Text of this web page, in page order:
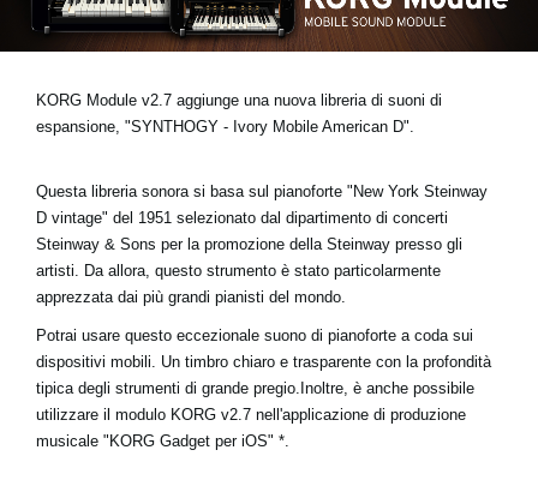
KORG Module v2.7 aggiunge una nuova libreria di suoni di
espansione, "SYNTHOGY - Ivory Mobile American D".
Questa libreria sonora si basa sul pianoforte "New York Steinway
D vintage" del 1951 selezionato dal dipartimento di concerti
Steinway & Sons per la promozione della Steinway presso gli
artisti. Da allora, questo strumento è stato particolarmente
apprezzata dai più grandi pianisti del mondo.
Potrai usare questo eccezionale suono di pianoforte a coda sui
dispositivi mobili. Un timbro chiaro e trasparente con la profondità
tipica degli strumenti di grande pregio.Inoltre, è anche possibile
utilizzare il modulo KORG v2.7 nell'applicazione di produzione
musicale "KORG Gadget per iOS" *.